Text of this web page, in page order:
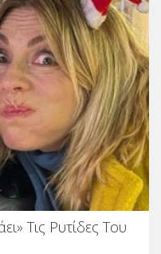
Τις Ρυτίδες Του